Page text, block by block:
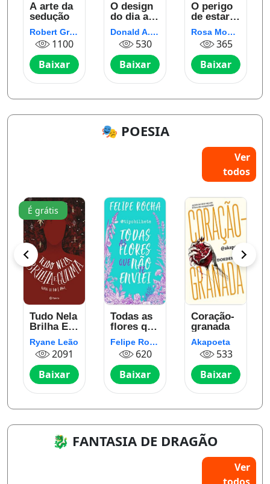
A arte da
sedução
Robert Greene
1100
Baixar
O design
do dia a
dia
Donald A. Norman
530
Baixar
O perigo
de estar
lúcida
Rosa Montero
365
Baixar
🎭 POESIA
Ver
todos
É grátis
Tudo Nela
Brilha E
Queima
Ryane Leão
2091
Baixar
Todas as
flores que
não te
enviei
Felipe Rocha
620
Baixar
Coração-
granada
Akapoeta
533
Baixar
🐉 FANTASIA DE DRAGÃO
Ver